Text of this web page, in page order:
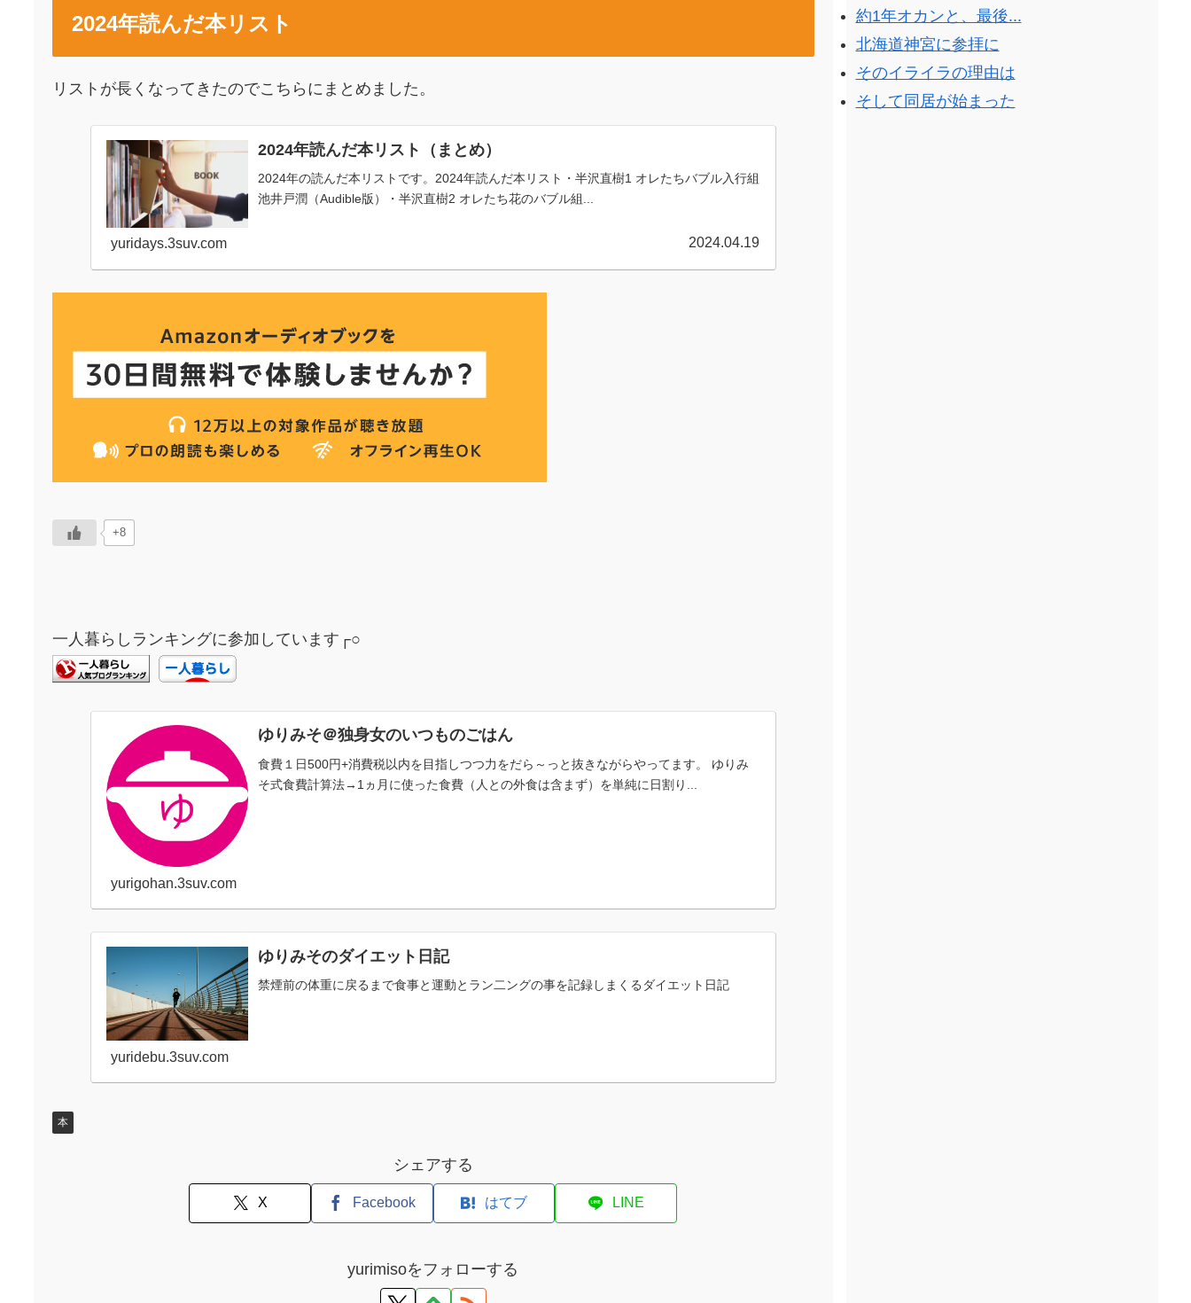
2024年読んだ本リスト
リストが長くなってきたのでこちらにまとめました。
2024年読んだ本リスト（まとめ）
2024年の読んだ本リストです。2024年読んだ本リスト・半沢直樹1 オレたちバブル入行組
池井戸潤（Audible版）・半沢直樹2 オレたち花のバブル組...
yuridays.3suv.com 2024.04.19
+8
一人暮らしランキングに参加しています┌○
ゆりみそ＠独身女のいつものごはん
食費１日500円+消費税以内を目指しつつ力をだら～っと抜きながらやってます。 ゆりみ
そ式食費計算法→1ヵ月に使った食費（人との外食は含まず）を単純に日割り...
yurigohan.3suv.com
ゆりみそのダイエット日記
禁煙前の体重に戻るまで食事と運動とラン二ングの事を記録しまくるダイエット日記
yuridebu.3suv.com
本
シェアする
X Facebook はてブ LINE
yurimisoをフォローする
約1年オカンと、最後...
北海道神宮に参拝に
そのイライラの理由は
そして同居が始まった